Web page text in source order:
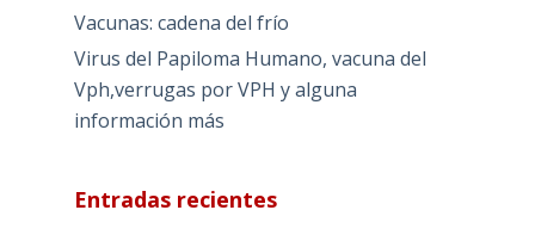
Vacunas: cadena del frío
Virus del Papiloma Humano, vacuna del
Vph,verrugas por VPH y alguna
información más
Entradas recientes